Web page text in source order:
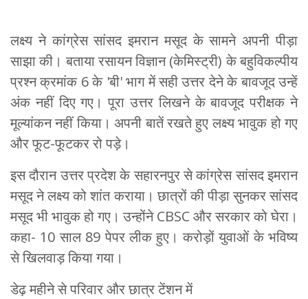
लक्ष्य ने कांग्रेस सांसद इमरान मसूद के सामने अपनी पीड़ा
साझा की। बताया रसायन विज्ञान (केमिस्ट्री) के बहुविकल्पीय
प्रश्न क्रमांक 6 के 'बी' भाग में सही उत्तर देने के बावजूद उन्हें
अंक नहीं दिए गए। पूरा उत्तर लिखने के बावजूद परीक्षक ने
मूल्यांकन नहीं किया। अपनी बातें रखते हुए लक्ष्य भावुक हो गए
और फूट-फूटकर रो पड़े।
इस दौरान उत्तर प्रदेश के सहारनपुर से कांग्रेस सांसद इमरान
मसूद ने लक्ष्य को शांत कराया। छात्रों की पीड़ा सुनकर सांसद
मसूद भी भावुक हो गए। उन्होंने CBSC और सरकार को घेरा।
कहा- 10 साल 89 पेपर लीक हुए। करोड़ों युवाओं के भविष्य
से खिलवाड़ किया गया।
डेढ़ महीने से परिवार और छात्र टेंशन में